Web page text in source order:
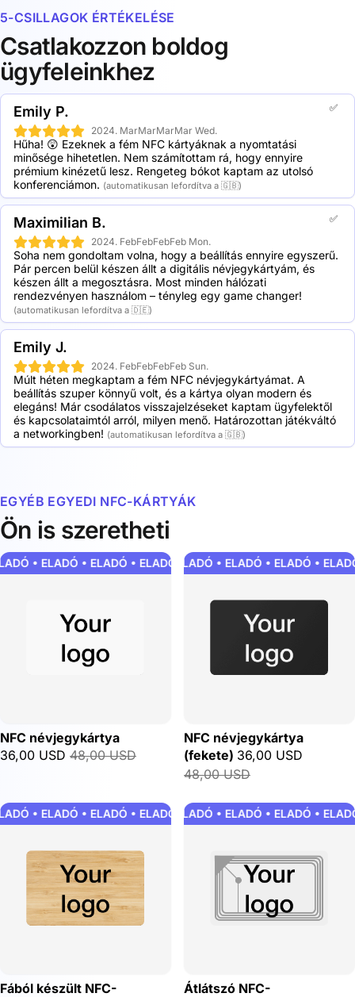
hogy megvédjék azt a szennyeződéstől és a
nedvességtől. Az NFC-kártyák kényelmesen tárolhatók a
pénztárcában is.
mellékelt kedvezményeket:
2 Metal NFC business cards: 19,5% kedvezmény
5 Metal NFC business cards: 30,5% kedvezmény
10 Metal NFC business cards: 41,5% kedvezmény
20 Metal NFC business cards: 50,4% kedvezmény
100 Metal NFC business cards: 62,5% kedvezmény
250 Metal NFC business cards: 69,9% kedvezmény
500 Metal NFC business cards: 73,1% kedvezmény
1000 Metal NFC business cards: 74,4% kedvezmény
5-CSILLAGOK ÉRTÉKELÉSE
Csatlakozzon boldog
ügyfeleinkhez
✅
Emily P.
2024. MarMarMarMar Wed.
Hűha! 😲 Ezeknek a fém NFC kártyáknak a nyomtatási
minősége hihetetlen. Nem számítottam rá, hogy ennyire
prémium kinézetű lesz. Rengeteg bókot kaptam az utolsó
konferenciámon. (automatikusan lefordítva a 🇬🇧)
✅
Maximilian B.
2024. FebFebFebFeb Mon.
Soha nem gondoltam volna, hogy a beállítás ennyire egyszerű.
Pár percen belül készen állt a digitális névjegykártyám, és
készen állt a megosztásra. Most minden hálózati
rendezvényen használom – tényleg egy game changer!
(automatikusan lefordítva a 🇩🇪)
Emily J.
2024. FebFebFebFeb Sun.
Múlt héten megkaptam a fém NFC névjegykártyámat. A
beállítás szuper könnyű volt, és a kártya olyan modern és
elegáns! Már csodálatos visszajelzéseket kaptam ügyfelektől
és kapcsolataimtól arról, milyen menő. Határozottan játékváltó
a networkingben! (automatikusan lefordítva a 🇬🇧)
EGYÉB EGYEDI NFC-KÁRTYÁK
Ön is szeretheti
• ELADÓ • ELADÓ • ELADÓ • ELADÓ • ELADÓ • ELADÓ •
NFC névjegykártya
36,00 USD 48,00 USD
ELADÓ • ELADÓ • ELADÓ • ELADÓ •
NFC névjegykártya
(fekete) 36,00 USD
48,00 USD
• ELADÓ • ELADÓ • ELADÓ • ELADÓ • ELADÓ • ELADÓ •
Fából készült NFC-
ELADÓ • ELADÓ • ELADÓ • ELADÓ •
Átlátszó NFC-